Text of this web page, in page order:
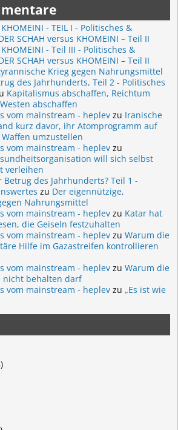
- TEIL I - Politisches &
SCHAH versus KHOMEINI – Teil II
KHOMEINI - Teil III - Politisches &
SCHAH versus KHOMEINI – Teil II
Krieg gegen Nahrungsmittel
des Jahrhunderts, Teil 2 - Politisches
Kapitalismus abschaffen, Reichtum
abschaffen
vom mainstream - heplev zu Iranische
kurz davor, ihr Atomprogramm auf
umzustellen
vom mainstream - heplev zu
will sich selbst
verleihen
Betrug des Jahrhunderts? Teil 1 -
zu Der eigennützige,
Nahrungsmittel
vom mainstream - heplev zu Katar hat
die Geiseln festzuhalten
vom mainstream - heplev zu Warum die
Hilfe im Gazastreifen kontrollieren
vom mainstream - heplev zu Warum die
nicht behalten darf
vom mainstream - heplev zu „Es ist wie